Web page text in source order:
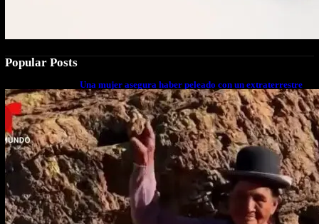
Popular Posts
Una mujer asegura haber peleado con un extraterrestre
cuerpo a cuerpo